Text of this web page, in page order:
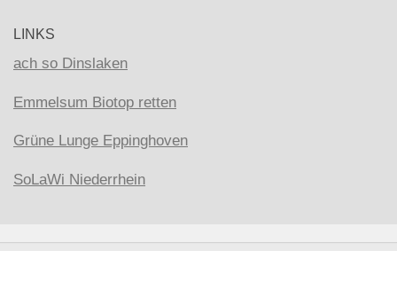
LINKS
ach so Dinslaken
Emmelsum Biotop retten
Grüne Lunge Eppinghoven
SoLaWi Niederrhein